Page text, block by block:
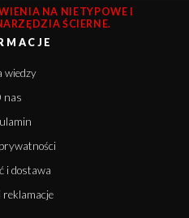
NA NIETYPOWE I
ŚCIERNE.
wiedzy
nas
i dostawa